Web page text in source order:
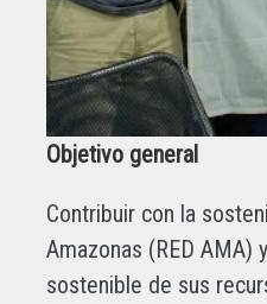
Objetivo general
Contribuir con la
Amazonas (RED
sostenible de sus